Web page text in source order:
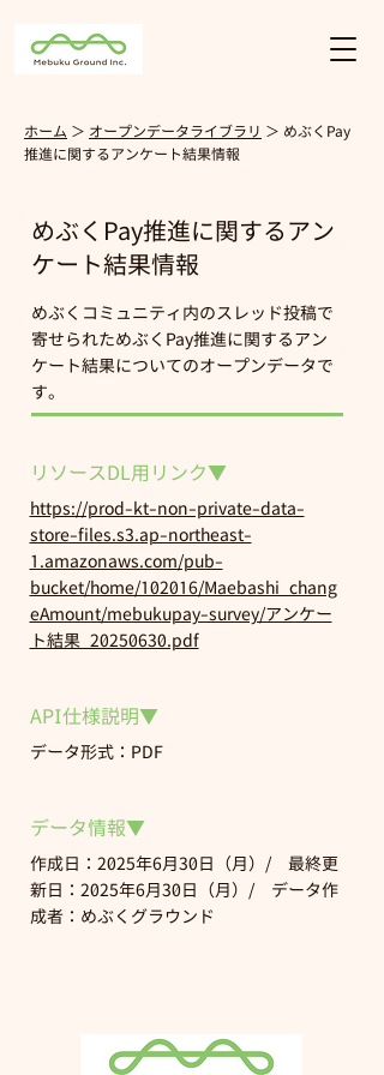
ホーム ​＞ オープンデータライブラリ ＞ めぶくPay
推進に関するアンケート結果情報
めぶくPay推進に関するアン
ケート結果情報
めぶくコミュニティ内のスレッド投稿で
寄せられためぶくPay推進に関するアン
ケート結果についてのオープンデータで
す。
リソースDL用リンク▼
https://prod-kt-non-private-data-
store-files.s3.ap-northeast-
1.amazonaws.com/pub-
bucket/home/102016/Maebashi_chang
eAmount/mebukupay-survey/アンケー
ト結果_20250630.pdf
API仕様説明▼
データ形式：PDF
データ情報▼
作成日：2025年6月30日（月）/ 最終更
新日：2025年6月30日（月）/ データ作
成者：めぶくグラウンド